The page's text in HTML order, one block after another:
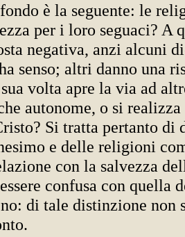
è la seguente: le
per i loro seguaci? A
negativa, anzi alcuni
senso; altri danno una
volta apre la via ad
autonome, o si realizza
Si tratta pertanto di
e delle religioni
con la salvezza
confusa con quella
di tale distinzione non